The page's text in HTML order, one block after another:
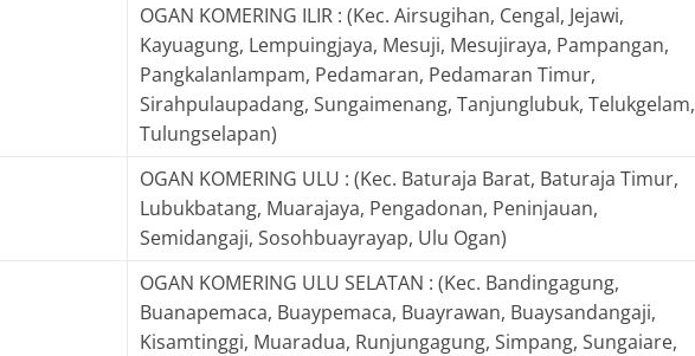
OGAN KOMERING ILIR : (Kec. Airsugihan, Cengal, Jejawi,
Kayuagung, Lempuingjaya, Mesuji, Mesujiraya, Pampangan,
Pangkalanlampam, Pedamaran, Pedamaran Timur,
Sirahpulaupadang, Sungaimenang, Tanjunglubuk, Telukgelam,
Tulungselapan)
OGAN KOMERING ULU : (Kec. Baturaja Barat, Baturaja Timur,
Lubukbatang, Muarajaya, Pengadonan, Peninjauan,
Semidangaji, Sosohbuayrayap, Ulu Ogan)
OGAN KOMERING ULU SELATAN : (Kec. Bandingagung,
Buanapemaca, Buaypemaca, Buayrawan, Buaysandangaji,
Kisamtinggi, Muaradua, Runjungagung, Simpang, Sungaiare,